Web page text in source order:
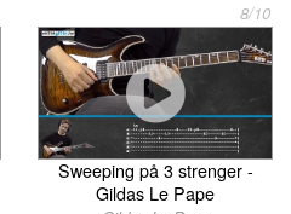
8/10
Sweeping på 3 strenger -
Gildas Le Pape